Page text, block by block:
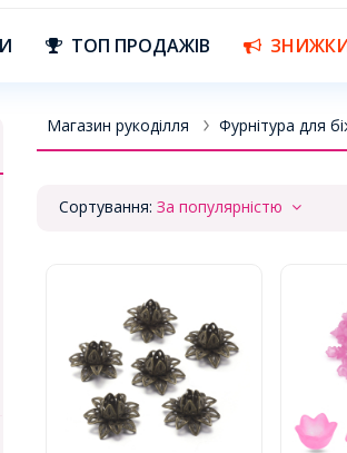
ТОП ПРОДАЖІВ
Магазин рукоділля Фурнітура для
Сортування: За популярністю